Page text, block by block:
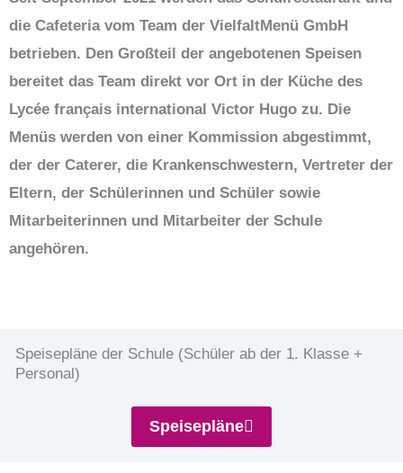
die Cafeteria vom Team der VielfaltMenü GmbH
betrieben. Den Großteil der angebotenen Speisen
bereitet das Team direkt vor Ort in der Küche des
Lycée français international Victor Hugo zu. Die
Menüs werden von einer Kommission abgestimmt,
der der Caterer, die Krankenschwestern, Vertreter der
Eltern, der Schülerinnen und Schüler sowie
Mitarbeiterinnen und Mitarbeiter der Schule
angehören.
Speisepläne der Schule (Schüler ab der 1. Klasse +
Personal)
Speisepläne